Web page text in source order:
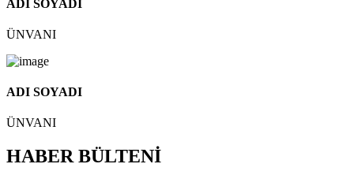
ADI SOYADI
ÜNVANI
ADI SOYADI
ÜNVANI
HABER BÜLTENİ